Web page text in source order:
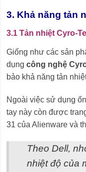
3. Khả năng tản
3.1 Tản nhiệt Cyro-
Giống như các sản
dụng công nghệ
bảo khả năng tản
Ngoài việc sử dụng
tay này còn được
31 của Alienware và
Theo Dell,
nhiệt độ của